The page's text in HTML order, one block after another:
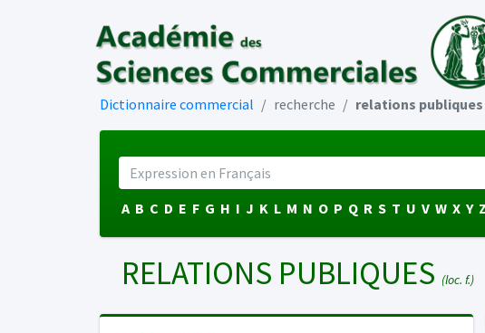
Dictionnaire commercial recherche relations publiques
A B C D E F G H I J K L M N O P Q R S T U V W X Y Z
RELATIONS PUBLIQUES (loc. f.)